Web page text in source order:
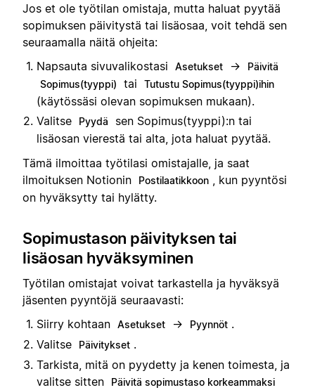
Jos et ole työtilan omistaja, mutta haluat pyytää
sopimuksen päivitystä tai lisäosaa, voit tehdä sen
seuraamalla näitä ohjeita:
Napsauta sivuvalikostasi
Asetukset →
Päivitä
Sopimus(tyyppi)
tai Tutustu Sopimus(tyyppi)ihin
(käytössäsi olevan sopimuksen mukaan).
Valitse
Pyydä
sen Sopimus(tyyppi):n tai
lisäosan vierestä tai alta, jota haluat pyytää.
Tämä ilmoittaa työtilasi omistajalle, ja saat
ilmoituksen Notionin
Postilaatikkoon
, kun pyyntösi
on hyväksytty tai hylätty.
Sopimustason päivityksen tai
lisäosan hyväksyminen
Työtilan omistajat voivat tarkastella ja hyväksyä
jäsenten pyyntöjä seuraavasti:
Siirry kohtaan Asetukset → Pyynnöt .
Valitse
Päivitykset .
Tarkista, mitä on pyydetty ja kenen toimesta, ja
valitse sitten
Päivitä sopimustaso korkeammaksi